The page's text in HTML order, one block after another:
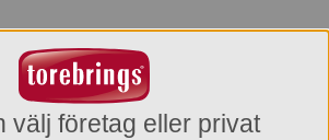
välj företag eller privat